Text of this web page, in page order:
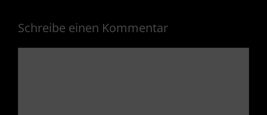
Schreibe einen Kommentar